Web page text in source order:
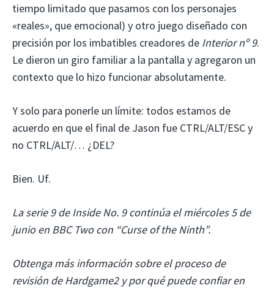
tiempo limitado que pasamos con los personajes
«reales», que emocional) y otro juego diseñado con
precisión por los imbatibles creadores de Interior nº 9.
Le dieron un giro familiar a la pantalla y agregaron un
contexto que lo hizo funcionar absolutamente.
Y solo para ponerle un límite: todos estamos de
acuerdo en que el final de Jason fue CTRL/ALT/ESC y
no CTRL/ALT/… ¿DEL?
Bien. Uf.
La serie 9 de Inside No. 9 continúa el miércoles 5 de
junio en BBC Two con “Curse of the Ninth”.
Obtenga más información sobre el proceso de
revisión de Hardgame2 y por qué puede confiar en